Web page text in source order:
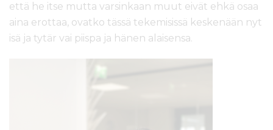
että he itse mutta varsinkaan muut eivät ehkä osaa
aina erottaa, ovatko tässä tekemisissä keskenään nyt
isä ja tytär vai piispa ja hänen alaisensa.